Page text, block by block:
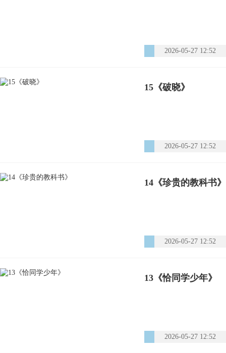
2026-05-27 12:52
15《破晓》
2026-05-27 12:52
14《珍贵的教科书》
2026-05-27 12:52
13《恰同学少年》
2026-05-27 12:52